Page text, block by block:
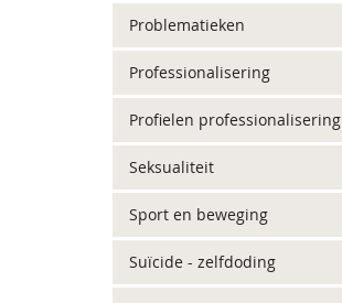
Problematieken
Professionalisering
Profielen professionalisering
Seksualiteit
Sport en beweging
Suïcide - zelfdoding